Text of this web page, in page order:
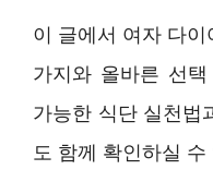
이 글에서 여자 다
가지와 올바른 선
가능한 식단 실천법
도 함께 확인하실 수